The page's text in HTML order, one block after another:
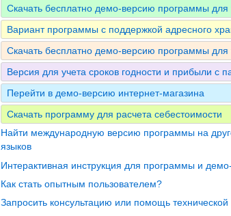
Скачать бесплатно демо-версию программы для
Вариант программы с поддержкой адресного
Скачать бесплатно демо-версию программы для
Версия для учета сроков годности и прибыли с
Перейти в демо-версию интернет-магазина
Скачать программу для расчета себестоимости
Найти международную версию программы на
языков
Интерактивная инструкция для программы и
Как стать опытным пользователем?
Запросить консультацию или помощь